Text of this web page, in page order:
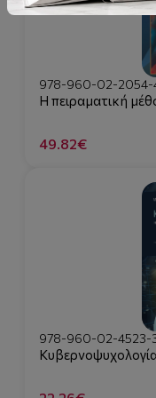
978-960-02-2054-
Η πειραματική
49.82€
978-960-02-4523-